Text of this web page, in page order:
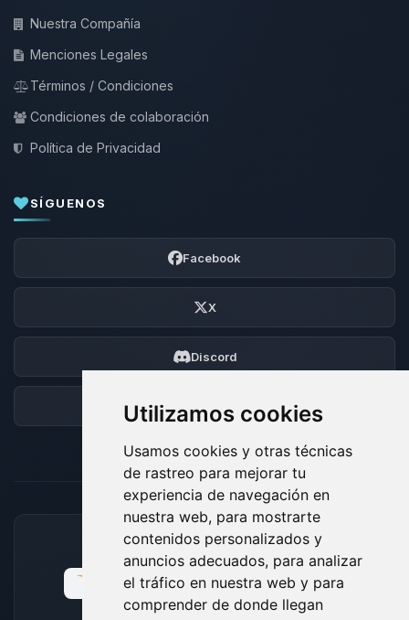
Utilizamos cookies
Usamos cookies y otras técnicas
de rastreo para mejorar tu
experiencia de navegación en
nuestra web, para mostrarte
contenidos personalizados y
anuncios adecuados, para analizar
el tráfico en nuestra web y para
comprender de donde llegan
Nuestra Compañía
Menciones Legales
Términos / Condiciones
Condiciones de colaboración
Política de Privacidad
SÍGUENOS
Facebook
X
Discord
Foro
MÉTODOS DE PAGO ACEPTADOS